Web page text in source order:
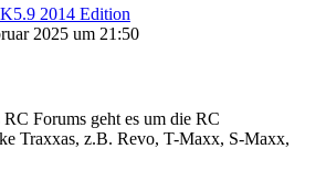
2014 Edition
2025 um 21:50
Forums geht es um die RC
Traxxas, z.B. Revo, T-Maxx, S-Maxx,